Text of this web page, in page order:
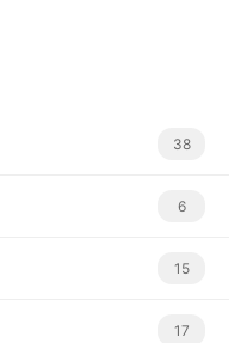
38
6
15
17